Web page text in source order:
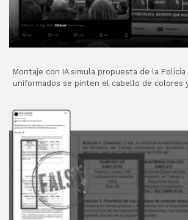
Montaje con IA simula propuesta de la Policía
uniformados se pinten el cabello de colores